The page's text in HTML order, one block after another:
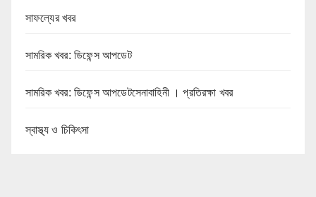
সাফল্যের খবর
সামরিক খবর: ডিফেন্স আপডেট
সামরিক খবর: ডিফেন্স আপডেটসেনাবাহিনী । প্রতিরক্ষা খবর
স্বাস্থ্য ও চিকিৎসা